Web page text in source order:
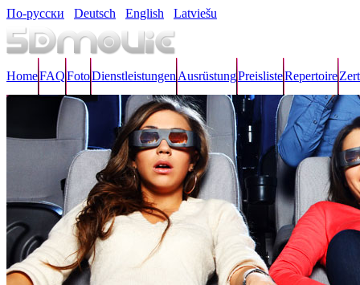
По-русски Deutsch English Latviešu
HomeFAQFotoDienstleistungen AusrüstungPreislisteRepertoire